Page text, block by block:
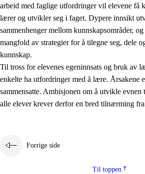
2.3 Grunnleggende ferdigheter
Å lære å lære
Tverrfaglige temaer
arbeid med faglige utfordringer vil elevene få
lærer og utvikler seg i faget. Dypere innsikt
sammenhenger mellom kunnskapsområder,
mangfold av strategier for å tilegne seg, dele
kunnskap.
Til tross for elevenes egeninnsats og bruk av
enkelte ha utfordringer med å lære. Årsakene
sammensatte. Ambisjonen om å utvikle
alle elever krever derfor en bred tilnærming
Forrige side
Til toppen